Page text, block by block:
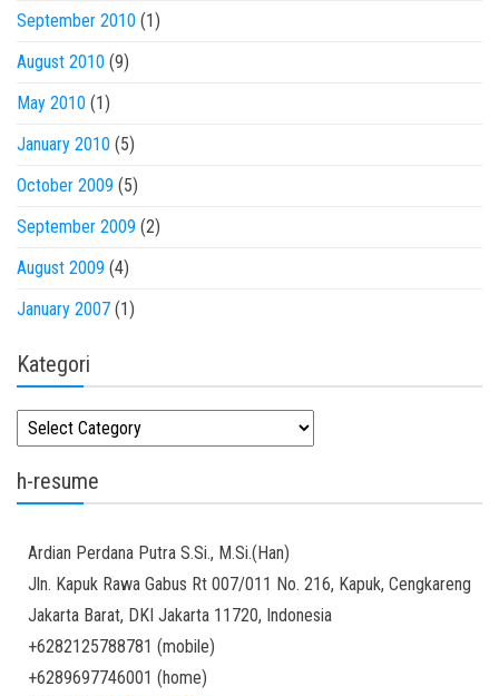
September 2010 (1)
August 2010 (9)
May 2010 (1)
January 2010 (5)
October 2009 (5)
September 2009 (2)
August 2009 (4)
January 2007 (1)
Kategori
Kategori
h-resume
Ardian Perdana Putra S.Si., M.Si.(Han)
Jln. Kapuk Rawa Gabus Rt 007/011 No. 216, Kapuk, Cengkareng
Jakarta Barat, DKI Jakarta 11720, Indonesia
+6282125788781 (mobile)
+6289697746001 (home)